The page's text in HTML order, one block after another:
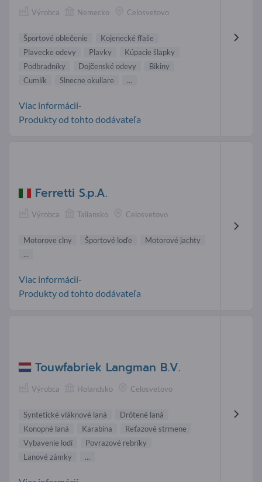
Výrobca Nemecko Celosvetovo
Športové oblečenie
Kojenecké fľaše
Plavecke odevy
Plavky
Kúpacie šlapky
Podbradníky
Dojčenské odevy
Bikiny
Cumlík
Slnecne okuliare ...
Viac informácií-
Produkty od tohto dodávateľa
Ferretti S.p.A.
Výrobca Taliansko Celosvetovo
Motorove clny Športové loďe
Motorové jachty
...
Viac informácií-
Produkty od tohto dodávateľa
Touwfabriek Langman B.V.
Výrobca Holandsko Celosvetovo
Syntetické vláknové laná
Drôtené laná
Konopné laná
Karabína
Reťazové strmene
Vybavenie lodí
Povrazové rebríky
Lanové zámky
...